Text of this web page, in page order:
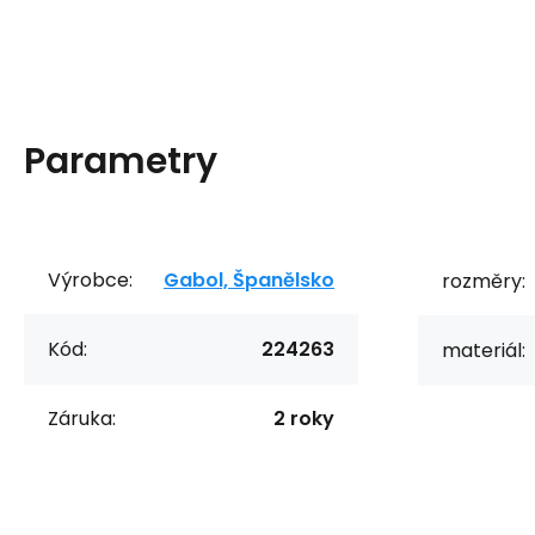
Parametry
Výrobce: Gabol, Španělsko
Kód: 224263
Záruka: 2 roky
rozměry:
materiál: